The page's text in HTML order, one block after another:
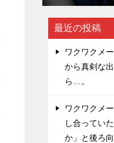
最近の投稿
ワクワクメ
から真剣な
ら…。
ワクワクメ
し合ってい
か」と後ろ